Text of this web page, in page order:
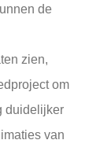
de
zien,
om
duidelijker
van